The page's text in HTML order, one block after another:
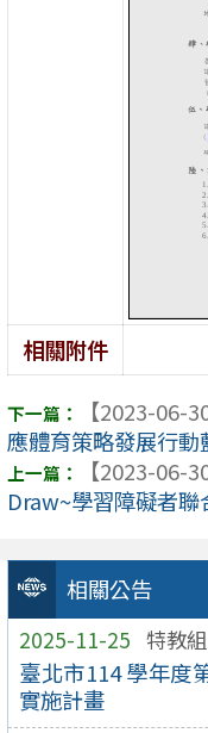
相關公告
2025-11-25 特教組
臺北市114 學年度
實施計畫
相關附件
【2023-06-30
應體育策略發展行動
【2023-06-30
Draw~學習障礙者聯